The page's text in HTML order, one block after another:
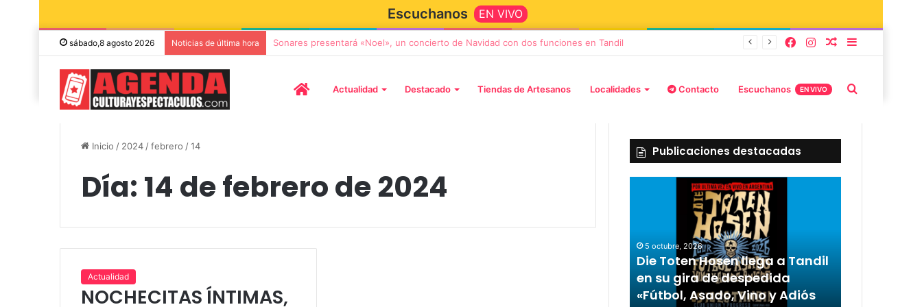
Escuchanos EN VIVO
sábado,8 agosto 2026 Noticias de última hora Die Toten Hosen llega a Tandil en su gira de despedida «Fútbol, Asado, Vino y Adiós Amigos»
Actualidad Destacado Tiendas de Artesanos Localidades Contacto Escuchanos EN VIVO
Inicio / 2024 /febrero /14
Día: 14 de febrero de 2024
Actualidad
NOCHECITAS ÍNTIMAS,
Publicaciones destacadas
Funes llegan a Azul con la obra
5 octubre, 2026
Die Toten Hosen llega a Tandil
en su gira de despedida
«Fútbol, Asado, Vino y Adiós